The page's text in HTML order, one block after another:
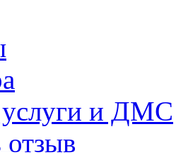
и ДМС
отзыв